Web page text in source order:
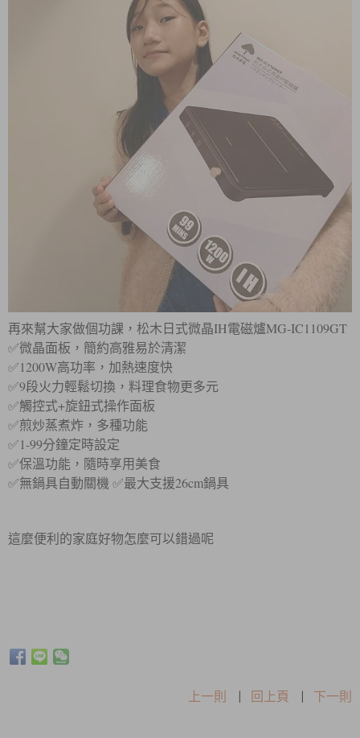
再來幫大家做個功課，松木日式微晶IH電磁爐MG-IC1109GT
✅微晶面板，簡約高雅易於清潔
✅1200W高功率，加熱速度快
✅9段火力輕鬆切換，料理食物更多元
✅觸控式+旋鈕式操作面板
✅煎炒蒸煮炸，多種功能
✅1-99分鐘定時設定
✅保溫功能，隨時享用美食
✅無鍋具自動關機 ✅最大支援26cm鍋具
這麼便利的家庭好物怎麼可以錯過呢
上一則 | 回上頁 | 下一則